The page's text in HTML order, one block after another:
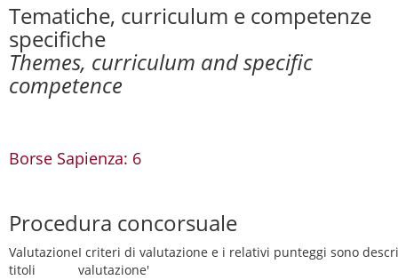
Tematiche, curriculum e competenze
specifiche
Themes, curriculum and specific
competence
Borse Sapienza: 6
Procedura concorsuale
Valutazione
titoli
I criteri di valutazione e i relativi punteggi sono
valutazione'